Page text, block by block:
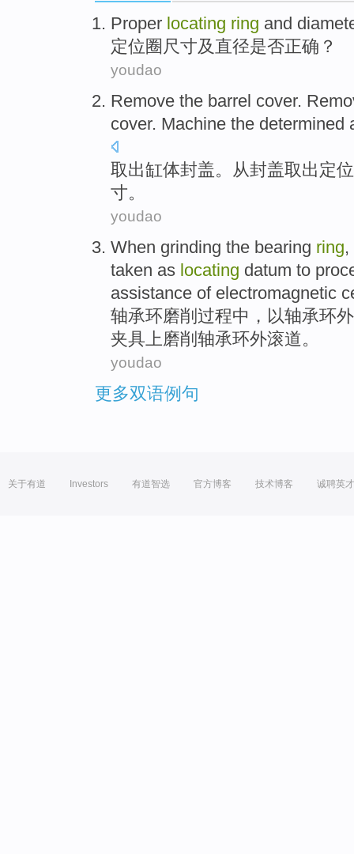
Proper locating ring and
定位 圈 尺寸及 直径是否正确 ？
youdao
Remove the barrel cover.
cover. Machine the determined
取出缸体封盖。 从封盖取出定位
寸。
youdao
When grinding the bearing ring
taken as locating datum to
assistance of electromagnetic
轴承环磨削 过程中，以轴承环
夹具上磨削 轴承环外滚道。
youdao
更多双语例句
关于有道 Investors 有道智选 官方博客 技术博客 诚聘英才